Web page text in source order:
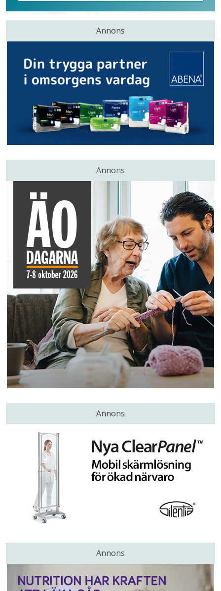
Annons
Annons
Annons
Annons